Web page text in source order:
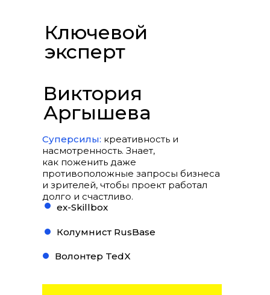
Колумнист RusBase
Волонтер TedX
Ключевой
эксперт
Виктория
Аргышева
Суперсилы: креативность и
насмотренность. Знает,
как поженить даже
противоположные запросы бизнеса
и зрителей, чтобы проект работал
долго и счастливо.
ex-Skillbox